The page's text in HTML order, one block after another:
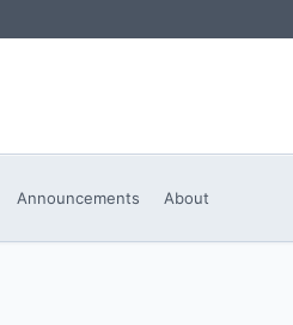
Announcements About